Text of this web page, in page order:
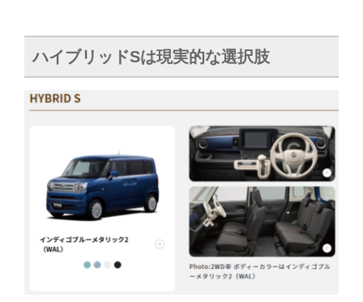
ハイブリッドSは現実的な選択肢